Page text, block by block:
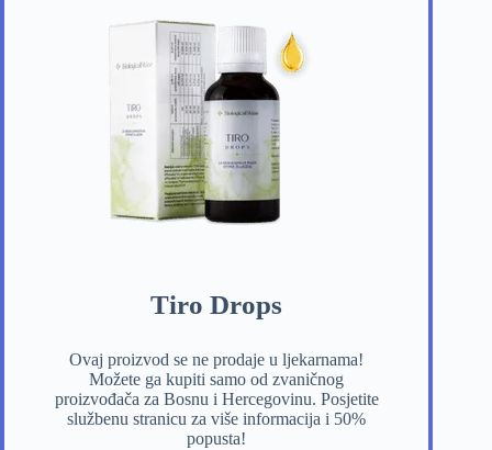
Tiro Drops
Ovaj proizvod se ne prodaje u ljekarnama!
Možete ga kupiti samo od zvaničnog
proizvođača za Bosnu i Hercegovinu. Posjetite
službenu stranicu za više informacija i 50%
popusta!